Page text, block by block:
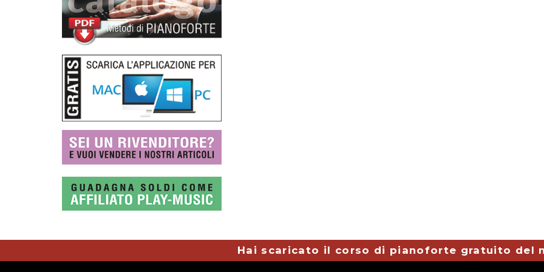
Hai scaricato il corso di pianoforte gratuito del